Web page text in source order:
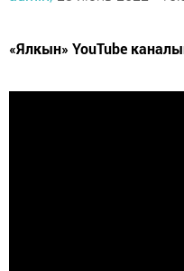
«Ялкын» YouTube